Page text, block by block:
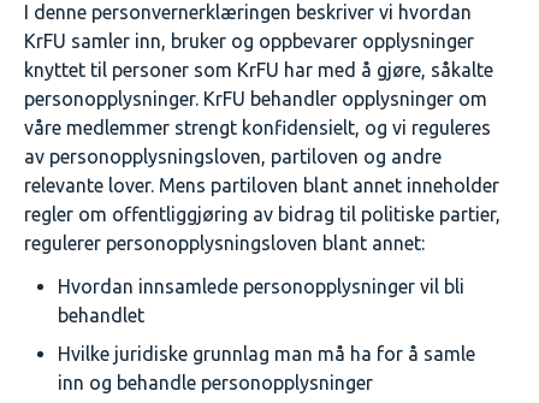
I denne personvernerklæringen beskriver vi hvordan
KrFU samler inn, bruker og oppbevarer opplysninger
knyttet til personer som KrFU har med å gjøre, såkalte
personopplysninger. KrFU behandler opplysninger om
våre medlemmer strengt konfidensielt, og vi reguleres
av personopplysningsloven, partiloven og andre
relevante lover. Mens partiloven blant annet inneholder
regler om offentliggjøring av bidrag til politiske partier,
regulerer personopplysningsloven blant annet:
Hvordan innsamlede personopplysninger vil bli
behandlet
Hvilke juridiske grunnlag man må ha for å samle
inn og behandle personopplysninger